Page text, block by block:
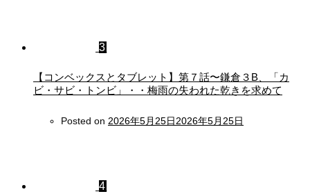
3
【コンベックスとタブレット】第７話〜鎌倉３B、「カ
ビ・サビ・トンビ」・・梅雨の失われた乾きを求めて
Posted on 2026年5月25日2026年5月25日
4